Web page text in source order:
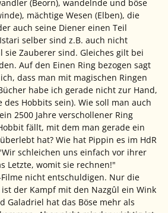
(Beorn), wandelnde und böse
mächtige Wesen (Elben), die
auch seine Diener einen Teil
selber sind z.B. auch nicht
Zauberer sind. Gleiches gilt bei
Auf den Einen Ring bezogen sagt
dass man mit magischen Ringen
habe ich gerade nicht zur Hand,
des Hobbits sein). Wie soll man auch
2500 Jahre verschollener Ring
fällt, mit dem man gerade ein
hat? Wie hat Pippin es im HdR
schleichen uns einfach vor ihrer
Letzte, womit sie rechnen!"
nicht entschuldigen. Nur die
der Kampf mit den Nazgûl ein Wink
Galadriel hat das Böse mehr als